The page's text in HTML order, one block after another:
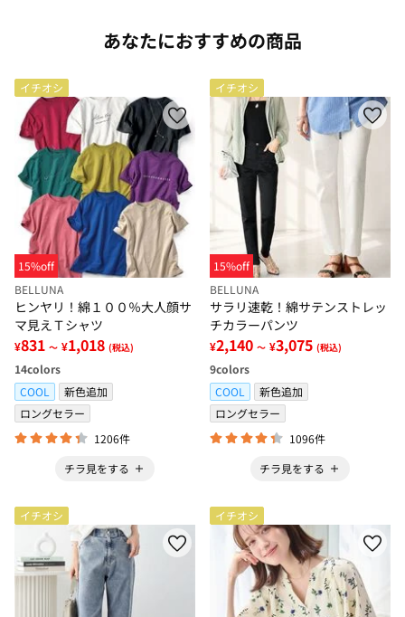
あなたにおすすめの商品
イチオシ
15%off
BELLUNA
ヒンヤリ！綿１００％大人顔サ
マ見えＴシャツ
¥831 ～ ¥1,018 (税込)
14colors
COOL
新色追加
ロングセラー
1206件
チラ見をする
イチオシ
15%off
BELLUNA
サラリ速乾！綿サテンストレッ
チカラーパンツ
¥2,140 ～ ¥3,075 (税込)
9colors
COOL
新色追加
ロングセラー
1096件
チラ見をする
イチオシ イチオシ